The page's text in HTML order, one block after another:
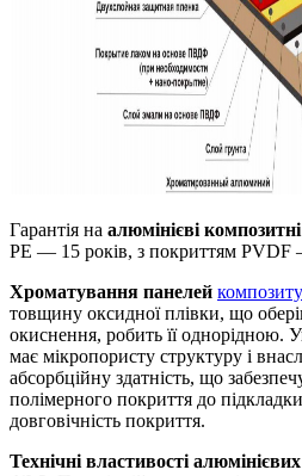
Гарантія на алюмінієві
PE — 15 років, з покриттям PVDF
Хроматування панелей композиту
товщину оксидної плівки, що
окиснення, робить її однорідною.
має мікропористу структуру і
абсорбційну здатність, що
полімерного покриття до
довговічність покриття.
Технічні властивості